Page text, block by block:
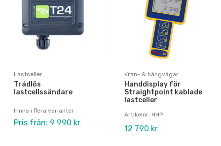
Lastceller
Trådlös
lastcellssändare
Finns i flera varianter
Pris från: 9 990 kr
Kran- & hängvågar
Handdisplay för
Straightpoint kablade
lastceller
Artikelnr: HHP
12 790 kr